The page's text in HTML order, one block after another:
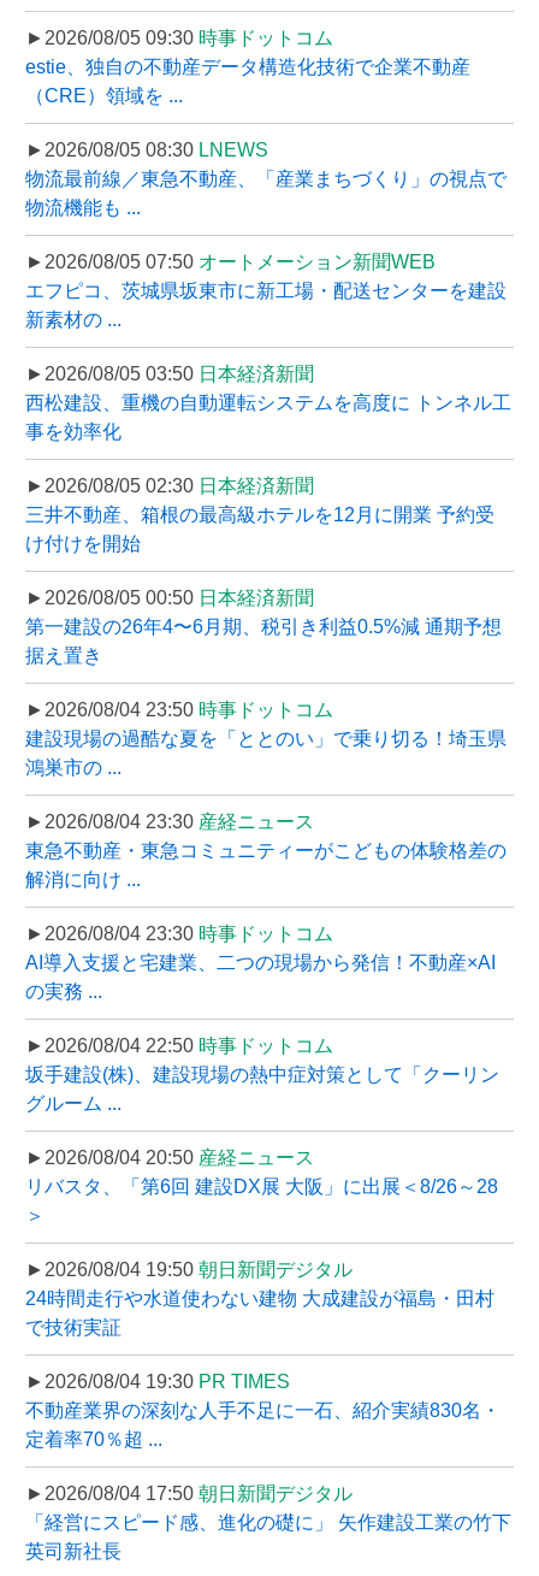
►2026/08/05 09:30 時事ドットコム
estie、独自の不動産データ構造化技術で企業不動産
（CRE）領域を ...
►2026/08/05 08:30 LNEWS
物流最前線／東急不動産、「産業まちづくり」の視点で
物流機能も ...
►2026/08/05 07:50 オートメーション新聞WEB
エフピコ、茨城県坂東市に新工場・配送センターを建設
新素材の ...
►2026/08/05 03:50 日本経済新聞
西松建設、重機の自動運転システムを高度に トンネル工
事を効率化
►2026/08/05 02:30 日本経済新聞
三井不動産、箱根の最高級ホテルを12月に開業 予約受
け付けを開始
►2026/08/05 00:50 日本経済新聞
第一建設の26年4〜6月期、税引き利益0.5%減 通期予想
据え置き
►2026/08/04 23:50 時事ドットコム
建設現場の過酷な夏を「ととのい」で乗り切る！埼玉県
鴻巣市の ...
►2026/08/04 23:30 産経ニュース
東急不動産・東急コミュニティーがこどもの体験格差の
解消に向け ...
►2026/08/04 23:30 時事ドットコム
AI導入支援と宅建業、二つの現場から発信！不動産×AI
の実務 ...
►2026/08/04 22:50 時事ドットコム
坂手建設(株)、建設現場の熱中症対策として「クーリン
グルーム ...
►2026/08/04 20:50 産経ニュース
リバスタ、「第6回 建設DX展 大阪」に出展＜8/26～28
＞
►2026/08/04 19:50 朝日新聞デジタル
24時間走行や水道使わない建物 大成建設が福島・田村
で技術実証
►2026/08/04 19:30 PR TIMES
不動産業界の深刻な人手不足に一石、紹介実績830名・
定着率70％超 ...
►2026/08/04 17:50 朝日新聞デジタル
「経営にスピード感、進化の礎に」 矢作建設工業の竹下
英司新社長